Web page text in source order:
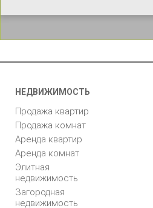
НЕДВИЖИМОСТЬ
Продажа квартир
Продажа комнат
Аренда квартир
Аренда комнат
Элитная
недвижимость
Загородная
недвижимость